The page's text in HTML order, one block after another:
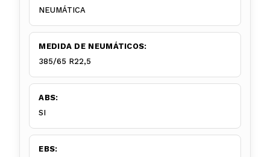
NEUMÁTICA
MEDIDA DE NEUMÁTICOS:
385/65 R22,5
ABS:
SI
EBS: